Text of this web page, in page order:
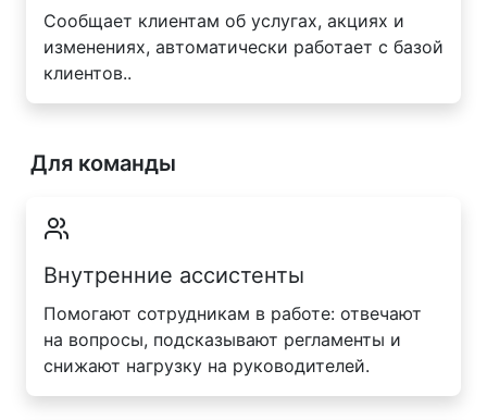
Сообщает клиентам об услугах, акциях и
изменениях, автоматически работает с базой
клиентов..
Для команды
Внутренние ассистенты
Помогают сотрудникам в работе: отвечают
на вопросы, подсказывают регламенты и
снижают нагрузку на руководителей.